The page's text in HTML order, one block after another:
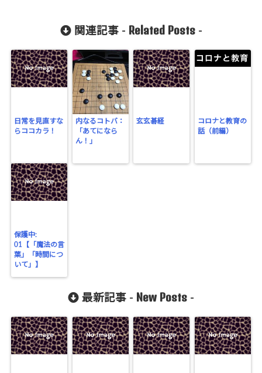
関連記事 - Related Posts-
日常を見直すな
らココカラ！
内なるコトバ：
「あてになら
ん！」
玄玄碁経
コロナと教育の
話（前編）
保護中:
01【「魔法の言
葉」「時間につ
いて」】
最新記事 - New Posts -